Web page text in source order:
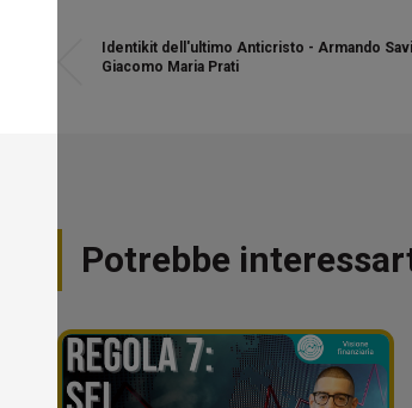
Identikit dell'ultimo Anticristo - Armando
Giacomo Maria Prati
Potrebbe